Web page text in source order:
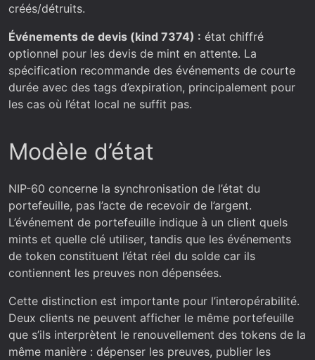
créés/détruits.
Événements de devis (kind 7374) : état chiffré
optionnel pour les devis de mint en attente. La
spécification recommande des événements de courte
durée avec des tags d’expiration, principalement pour
les cas où l’état local ne suffit pas.
Modèle d’état
NIP-60 concerne la synchronisation de l’état du
portefeuille, pas l’acte de recevoir de l’argent.
L’événement de portefeuille indique à un client quels
mints et quelle clé utiliser, tandis que les événements
de token constituent l’état réel du solde car ils
contiennent les preuves non dépensées.
Cette distinction est importante pour l’interopérabilité.
Deux clients ne peuvent afficher le même portefeuille
que s’ils interprètent le renouvellement des tokens de la
même manière : dépenser les preuves, publier les